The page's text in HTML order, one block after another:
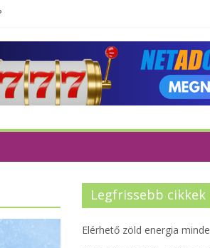
környezetbarát szempontjainak erősítése
Legfrissebb cikkek
Elérhető zöld energia